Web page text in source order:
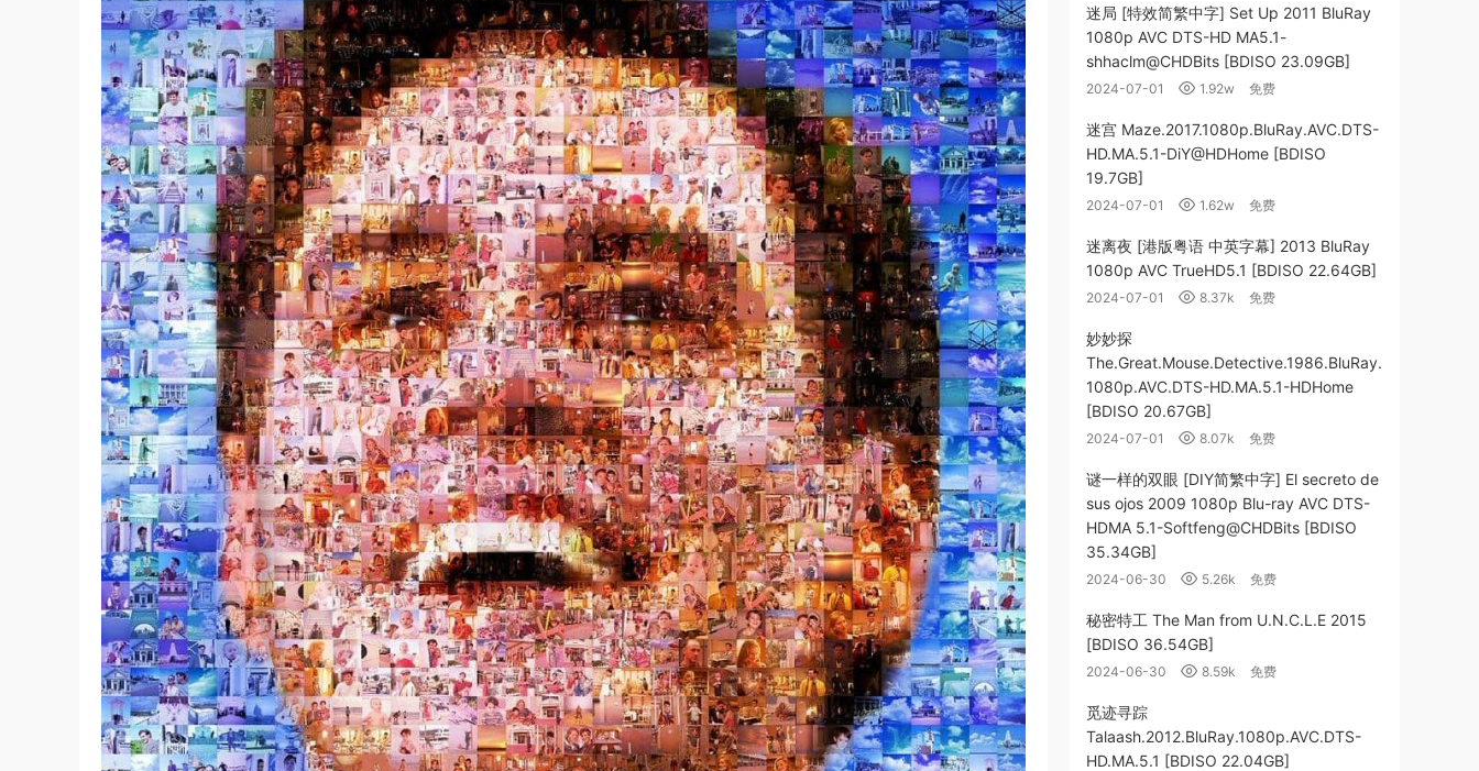
迷局 [特效简繁中字] Set Up 2011 BluRay
1080p AVC DTS-HD MA5.1-
shhaclm@CHDBits [BDISO 23.09GB]
2024-07-01 1.92w 免费
迷宫 Maze.2017.1080p.BluRay.AVC.DTS-
HD.MA.5.1-DiY@HDHome [BDISO
19.7GB]
2024-07-01 1.62w 免费
迷离夜 [港版粤语 中英字幕] 2013 BluRay
1080p AVC TrueHD5.1 [BDISO 22.64GB]
2024-07-01 8.37k 免费
妙妙探
The.Great.Mouse.Detective.1986.BluRay.
1080p.AVC.DTS-HD.MA.5.1-HDHome
[BDISO 20.67GB]
2024-07-01 8.07k 免费
谜一样的双眼 [DIY简繁中字] El secreto de
sus ojos 2009 1080p Blu-ray AVC DTS-
HDMA 5.1-Softfeng@CHDBits [BDISO
35.34GB]
2024-06-30 5.26k 免费
秘密特工 The Man from U.N.C.L.E 2015
[BDISO 36.54GB]
2024-06-30 8.59k 免费
觅迹寻踪
Talaash.2012.BluRay.1080p.AVC.DTS-
HD.MA.5.1 [BDISO 22.04GB]